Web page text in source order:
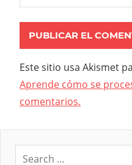
Este sitio usa Akismet
Aprende cómo se
comentarios.